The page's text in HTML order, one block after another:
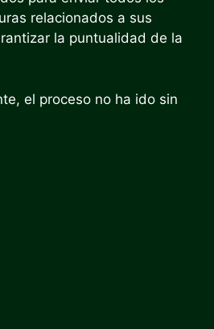
relacionados a sus
la puntualidad de la
el proceso no ha ido sin